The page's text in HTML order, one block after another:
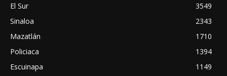
El Sur
3549
Sinaloa
2343
Mazatlán
1710
Policiaca
1394
Escuinapa
1149